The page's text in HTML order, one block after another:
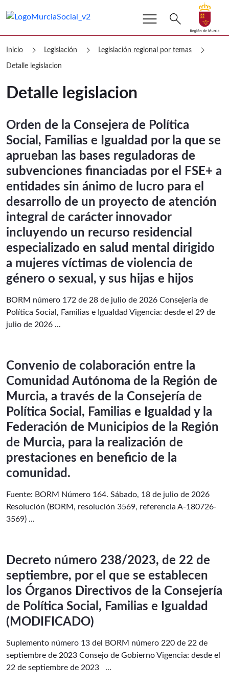
Murcia Social Detalle legislacion
Volver a
Ir a
menu Buscar
search
Inicio chevron_right Legislación chevron_right Legislación regional por temas chevron_right
Detalle legislacion
Detalle legislacion
Orden de la Consejera de Política
Social, Familias e Igualdad por la que se
aprueban las bases reguladoras de
subvenciones financiadas por el FSE+ a
entidades sin ánimo de lucro para el
desarrollo de un proyecto de atención
integral de carácter innovador
incluyendo un recurso residencial
especializado en salud mental dirigido
a mujeres víctimas de violencia de
género o sexual, y sus hijas e hijos
BORM número 172 de 28 de julio de 2026 Consejería de
Política Social, Familias e Igualdad Vigencia: desde el 29 de
julio de 2026 ...
Convenio de colaboración entre la
Comunidad Autónoma de la Región de
Murcia, a través de la Consejería de
Política Social, Familias e Igualdad y la
Federación de Municipios de la Región
de Murcia, para la realización de
prestaciones en beneficio de la
comunidad.
Fuente: BORM Número 164. Sábado, 18 de julio de 2026
Resolución (BORM, resolución 3569, referencia A-180726-
3569) ...
Decreto número 238/2023, de 22 de
septiembre, por el que se establecen
los Órganos Directivos de la Consejería
de Política Social, Familias e Igualdad
(MODIFICADO)
Suplemento número 13 del BORM número 220 de 22 de
septiembre de 2023 Consejo de Gobierno Vigencia: desde el
22 de septiembre de 2023 ...